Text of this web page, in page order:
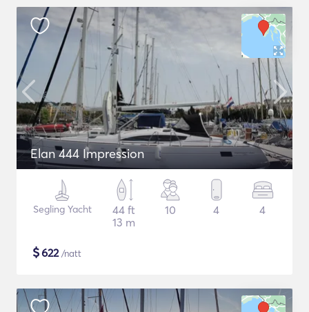
Elan 444 Impression
Segling Yacht
44 ft
13 m
10 4 4
$622/natt